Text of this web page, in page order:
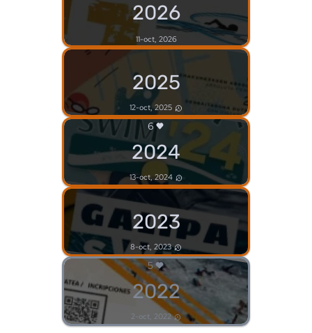
2026
11-oct, 2026
2025
12-oct, 2025
6
2024
13-oct, 2024
2023
8-oct, 2023
5
2022
2-oct, 2022